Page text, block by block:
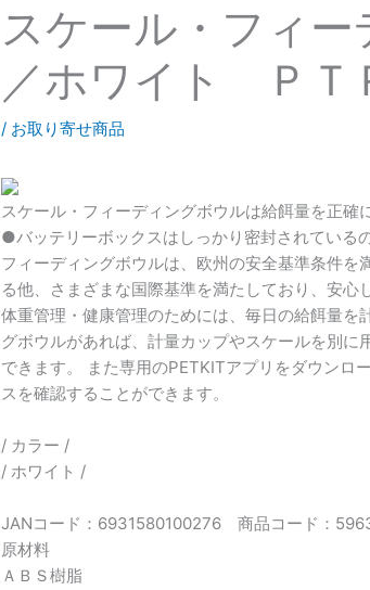
スケール・フィー
／ホワイト ＰＴ
/ お取り寄せ商品
スケール・フィーディングボウルは給餌量を正確
●バッテリーボックスはしっかり密封されている
フィーディングボウルは、欧州の安全基準条件
る他、さまざまな国際基準を満たしており、安
体重管理・健康管理のためには、毎日の給餌量
グボウルがあれば、計量カップやスケールを別
できます。 また専用のPETKITアプリをダウンロ
スを確認することができます。
/ カラー /
/ ホワイト /
JANコード：6931580100276 商品コード：
原材料
ＡＢＳ樹脂